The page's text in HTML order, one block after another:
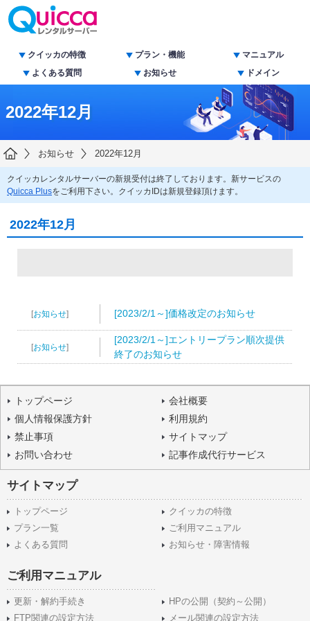
クイッカの特徴 プラン・機能
マニュアル
よくある質問
お知らせ ドメイン
2022年12月
お知らせ 2022年12月
クイッカレンタルサーバーの新規受付は終了しております。新サービスの
Quicca Plusをご利用下さい。クイッカIDは新規登録頂けます。
2022年12月
[お知らせ] [2023/2/1～]価格改定のお知らせ
[お知らせ]
[2023/2/1～]エントリープラン順次提供
終了のお知らせ
トップページ
会社概要
個人情報保護方針
利用規約
禁止事項
サイトマップ
お問い合わせ
記事作成代行サービス
サイトマップ
トップページ
クイッカの特徴
プラン一覧
ご利用マニュアル
よくある質問
お知らせ・障害情報
ご利用マニュアル
更新・解約手続き
HPの公開（契約～公開）
FTP関連の設定方法
メール関連の設定方法